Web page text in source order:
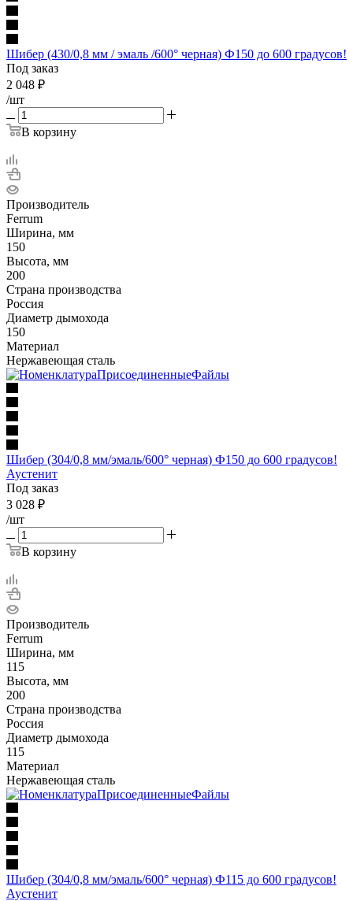
Шибер (430/0,8 мм / эмаль /600° черная) Ф150 до 600 градусов!
Под заказ
2 048 ₽
/шт
В корзину
Производитель
Ferrum
Ширина, мм
150
Высота, мм
200
Страна производства
Россия
Диаметр дымохода
150
Материал
Нержавеющая сталь
Шибер (304/0,8 мм/эмаль/600° черная) Ф150 до 600 градусов!
Аустенит
Под заказ
3 028 ₽
/шт
В корзину
Производитель
Ferrum
Ширина, мм
115
Высота, мм
200
Страна производства
Россия
Диаметр дымохода
115
Материал
Нержавеющая сталь
Шибер (304/0,8 мм/эмаль/600° черная) Ф115 до 600 градусов!
Аустенит